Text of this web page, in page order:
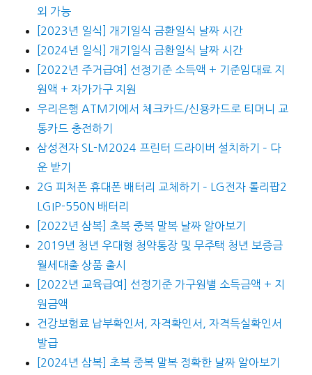
외 가능
[2023년 일식] 개기일식 금환일식 날짜 시간
[2024년 일식] 개기일식 금환일식 날짜 시간
[2022년 주거급여] 선정기준 소득액 + 기준임대료 지
원액 + 자가가구 지원
우리은행 ATM기에서 체크카드/신용카드로 티머니 교
통카드 충전하기
삼성전자 SL-M2024 프린터 드라이버 설치하기 – 다
운 받기
2G 피처폰 휴대폰 배터리 교체하기 – LG전자 롤리팝2
LGIP-550N 배터리
[2022년 삼복] 초복 중복 말복 날짜 알아보기
2019년 청년 우대형 청약통장 및 무주택 청년 보증금
월세대출 상품 출시
[2022년 교육급여] 선정기준 가구원별 소득금액 + 지
원금액
건강보험료 납부확인서, 자격확인서, 자격득실확인서
발급
[2024년 삼복] 초복 중복 말복 정확한 날짜 알아보기